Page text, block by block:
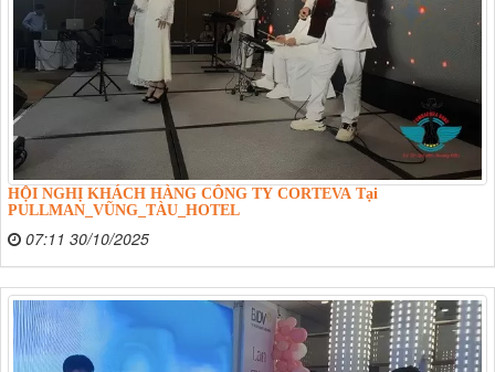
HỘI NGHỊ KHÁCH HÀNG CÔNG TY CORTEVA Tại
PULLMAN_VŨNG_TÀU_HOTEL
07:11 30/10/2025